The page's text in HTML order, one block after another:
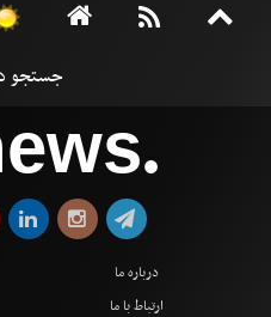
●
درباره ما
ارتباط با ما